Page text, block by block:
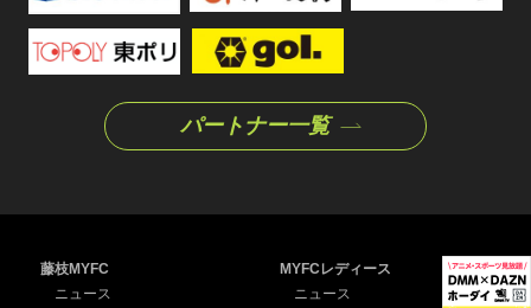
パートナー一覧
藤枝MYFC
ニュース
MYFCレディース
ニュース